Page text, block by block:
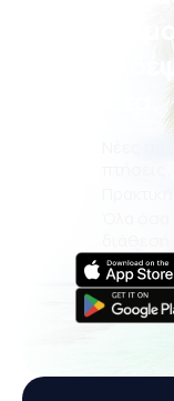
Νέες
Όλα